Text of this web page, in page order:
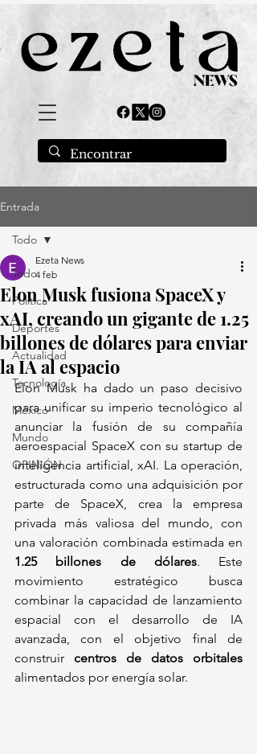
Entrada
Todo
Política
Deportes
Actualidad
Tecnología
México
Mundo
OPINIÓN
Todo
Elon Musk fusiona SpaceX y
xAI, creando un gigante de 1.25
billones de dólares para enviar
la IA al espacio
Ezeta News
4 feb
Elon Musk ha dado un paso decisivo
para unificar su imperio tecnológico al
anunciar la fusión de su compañía
aeroespacial SpaceX con su startup de
inteligencia artificial, xAI. La operación,
estructurada como una adquisición por
parte de SpaceX, crea la empresa
privada más valiosa del mundo, con
1.25 billones de dólares. Este
movimiento estratégico busca
combinar la capacidad de lanzamiento
espacial con el desarrollo de IA
avanzada, con el objetivo final de
construir centros de datos orbitales
alimentados por energía solar.